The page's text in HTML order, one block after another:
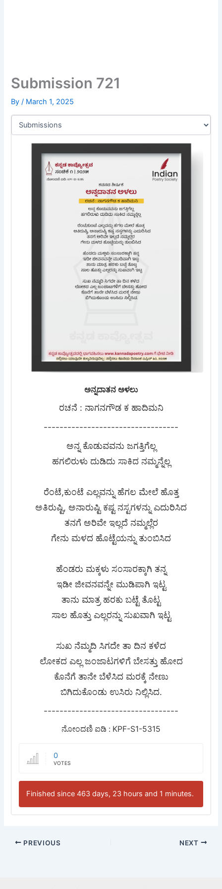
Submission 721
By/ March 1, 2025
ಅನ್ನದಾತನ ಅಳಲು
ರಚನೆ : ನಾಗನಗೌಡ ಕ ಹಾದಿಮನಿ
----------------------------------
ಅನ್ನ ಕೊಡುವವನು ಜಗತ್ತಿಗೆಲ್ಲ
ಹಗಲಿರುಳು ದುಡಿದು ಸಾಕಿದ ನಮ್ಮನ್ನೆಲ್ಲ
ರೆಂಟೆ,ಕುಂಟೆ ಎಲ್ಲವನ್ನು ಹೆಗಲ ಮೇಲೆ ಹೊತ್ತ
ಅತಿರುಷ್ಟಿ, ಅನಾರುಷ್ಟಿ ಕಷ್ಟ ನಸ್ಟಗಳನ್ನು ಎದುರಿಸಿದ
ತನಗೆ ಅರಿವೇ ಇಲ್ಲದೆ ನಮ್ಮಲ್ಲೆರ
ಗೇನು ಮಳದ ಹೊಟ್ಟೆಯನ್ನು ತುಂಬಿಸಿದ
ಹೆಂಡರು ಮಕ್ಕಳು ಸಂಸಾರಕ್ಕಾಗಿ ತನ್ನ
ಇಡೀ ಜೀವನವನ್ನೇ ಮುಡಿಪಾಗಿ ಇಟ್ಟ
ತಾನು ಮಾತ್ರ ಹರಕು ಬಟ್ಟೆ ತೊಟ್ಟ
ಸಾಲ ಹೊತ್ತು ಎಲ್ಲರನ್ನು ಸುಖವಾಗಿ ಇಟ್ಟ
ಸುಖ ನೆಮ್ಮದಿ ಸಿಗದೇ ತಾ ದಿನ ಕಳೆದ
ಲೋಕದ ಎಲ್ಲ ಜಂಜಾಟಗಳಿಗೆ ಬೇಸತ್ತು ಹೋದ
ಕೊನೆಗೆ ತಾನೇ ಬೆಳೆಸಿದ ಮರಕ್ಕೆ ನೇಣು
ಬಿಗಿದುಕೊಂಡು ಉಸಿರು ನಿಲ್ಲಿಸಿದ.
----------------------------------
ನೋಂದಣಿ ಐಡಿ : KPF-S1-5315
0
VOTES
Finished since 463 days, 23 hours and 1 minutes.
PREVIOUS NEXT